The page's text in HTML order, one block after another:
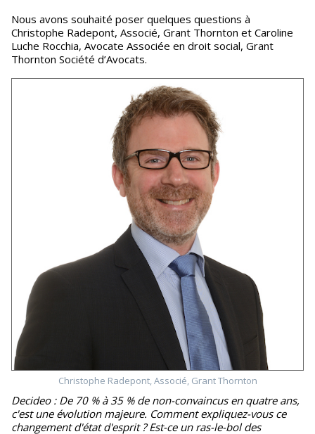
Nous avons souhaité poser quelques questions à
Christophe Radepont, Associé, Grant Thornton et Caroline
Luche Rocchia, Avocate Associée en droit social, Grant
Thornton Société d’Avocats.
Christophe Radepont, Associé, Grant Thornton
Decideo : De 70 % à 35 % de non-convaincus en quatre ans,
c'est une évolution majeure. Comment expliquez-vous ce
changement d'état d'esprit ? Est-ce un ras-le-bol des